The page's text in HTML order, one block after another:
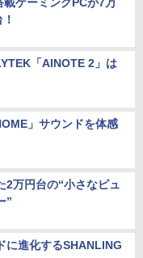
ゲーミングPCが7万
「AINOTE 2」は
」サウンドを体感
2万円台の“小さなピュ
”
に進化するSHANLING